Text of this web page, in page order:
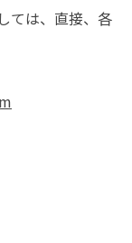
ては、直接、各